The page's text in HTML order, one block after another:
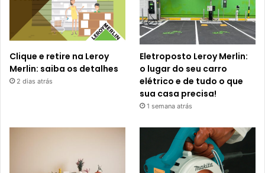
Clique e retire na Leroy
Merlin: saiba os detalhes
2 dias atrás
Eletroposto Leroy Merlin:
o lugar do seu carro
elétrico e de tudo o que
sua casa precisa!
1 semana atrás